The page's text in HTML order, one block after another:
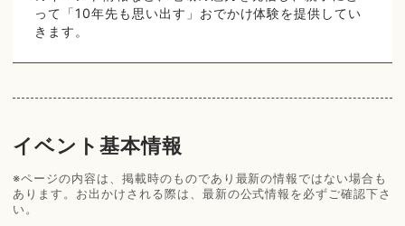
って「10年先も思い出す」おでかけ体験を提供してい
きます。
イベント基本情報
※ページの内容は、掲載時のものであり最新の情報ではない場合も
あります。お出かけされる際は、最新の公式情報を必ずご確認下さ
い。